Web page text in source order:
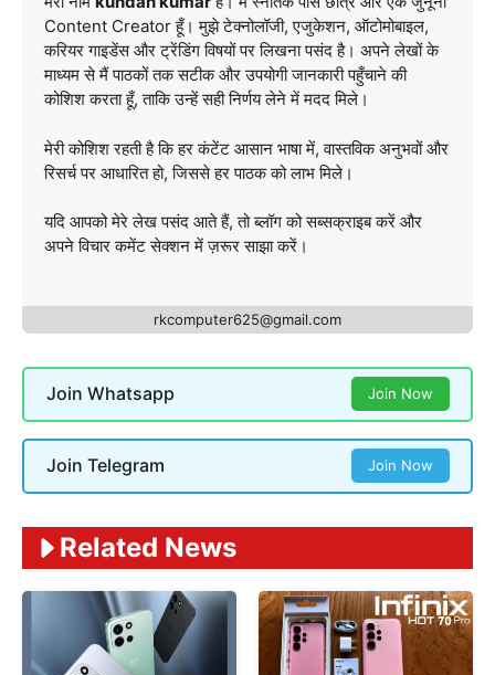
Content Creator हूँ। मुझे टेक्नोलॉजी, एजुकेशन, ऑटोमोबाइल,
करियर गाइडेंस और ट्रेंडिंग विषयों पर लिखना पसंद है। अपने लेखों के
माध्यम से मैं पाठकों तक सटीक और उपयोगी जानकारी पहुँचाने की
कोशिश करता हूँ, ताकि उन्हें सही निर्णय लेने में मदद मिले।
मेरी कोशिश रहती है कि हर कंटेंट आसान भाषा में, वास्तविक अनुभवों और
रिसर्च पर आधारित हो, जिससे हर पाठक को लाभ मिले।
यदि आपको मेरे लेख पसंद आते हैं, तो ब्लॉग को सब्सक्राइब करें और
अपने विचार कमेंट सेक्शन में ज़रूर साझा करें।
rkcomputer625@gmail.com
Join Whatsapp Join Now
Join Telegram Join Now
Related News